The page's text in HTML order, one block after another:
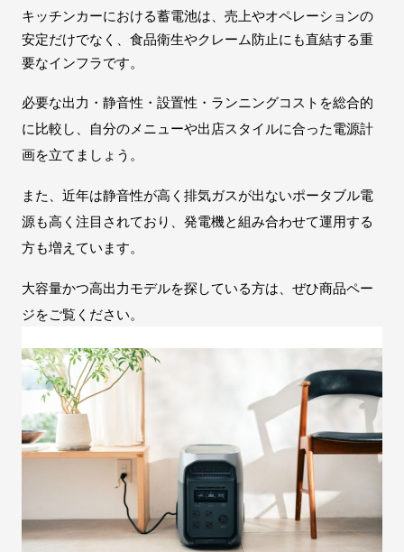
キッチンカーにおける蓄電池は、売上やオペレーションの
安定だけでなく、食品衛生やクレーム防止にも直結する重
要なインフラです。
必要な出力・静音性・設置性・ランニングコストを総合的
に比較し、自分のメニューや出店スタイルに合った電源計
画を立てましょう。
また、近年は静音性が高く排気ガスが出ないポータブル電
源も高く注目されており、発電機と組み合わせて運用する
方も増えています。
大容量かつ高出力モデルを探している方は、ぜひ商品ペー
ジをご覧ください。